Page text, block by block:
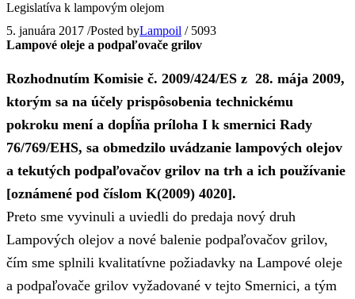
Legislatíva k lampovým olejom
5. januára 2017 /Posted byLampoil / 5093
Lampové oleje a podpaľovače grilov
Rozhodnutím Komisie č. 2009/424/ES z 28. mája 2009,
ktorým sa na účely prispôsobenia technickému
pokroku mení a dopĺňa príloha I k smernici Rady
76/769/EHS, sa obmedzilo uvádzanie lampových olejov
a tekutých podpaľovačov grilov na trh a ich používanie
[oznámené pod číslom K(2009) 4020].
Preto sme vyvinuli a uviedli do predaja nový druh
Lampových olejov a nové balenie podpaľovačov grilov,
čím sme splnili kvalitatívne požiadavky na Lampové oleje
a podpaľovače grilov vyžadované v tejto Smernici, a tým